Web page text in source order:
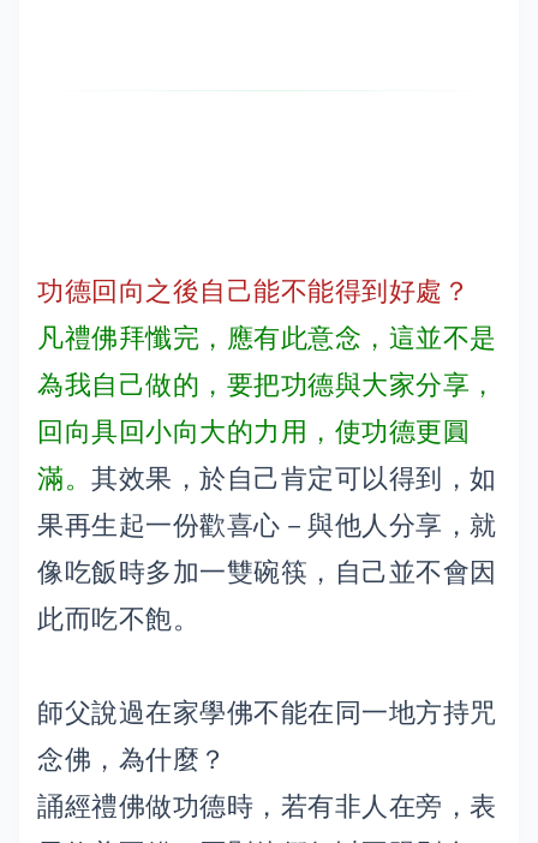
功德回向之後自己能不能得到好處？
凡禮佛拜懺完，應有此意念，這並不是
為我自己做的，要把功德與大家分享，
回向具回小向大的力用，使功德更圓
滿。 其效果，於自己肯定可以得到，如
果再生起一份歡喜心－與他人分享，就
像吃飯時多加一雙碗筷，自己並不會因
此而吃不飽。
師父說過在家學佛不能在同一地方持咒
念佛，為什麼？
誦經禮佛做功德時，若有非人在旁，表